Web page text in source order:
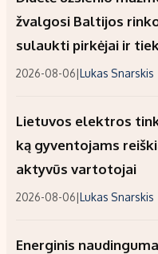
žvalgosi Baltijos
sulaukti pirkėjai ir
2026-08-06|Lukas Snarskis
Lietuvos elektros
ką gyventojams
aktyvūs vartotojai
2026-08-06|Lukas Snarskis
Energinis